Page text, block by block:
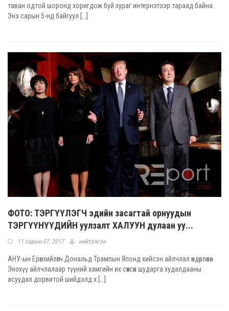
таван одтой шоронд хоригдож буй зураг интернэтээр тараад байна.
Энэ сарын 5-нд байгуул [...]
ФОТО: ТЭРГҮҮЛЭГЧ эдийн засагтай орнуудын
ТЭРГҮҮНҮҮДИЙН уулзалт ХАЛУУН дулаан уу...
11 сарын 07, 2017 нийтэлсэн
АНУ-ын Ерөнхийлөгч Дональд Трампын Японд хийсэн айлчлал өндөрлөлөө.
Энэхүү айлчлалаар түүний хамгийн их сөхсөн шударга худалдааны
асуудал дорвитой шийдэлд х [...]